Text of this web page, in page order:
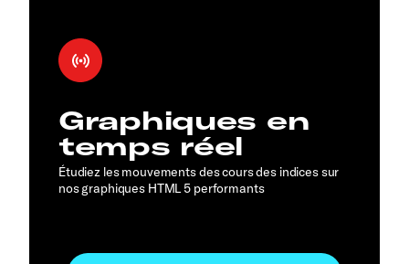
Graphiques en
temps réel
Étudiez les mouvements des cours des indices sur
nos graphiques HTML 5 performants